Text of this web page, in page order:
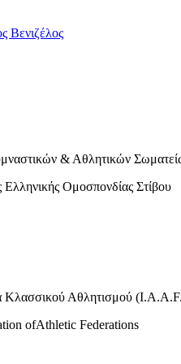
Βενιζέλος
& Αθλητικών
Ελληνικής Ομοσπονδίας Στίβου
Κλασσικού Αθλητισμού
ofAthletic Federations